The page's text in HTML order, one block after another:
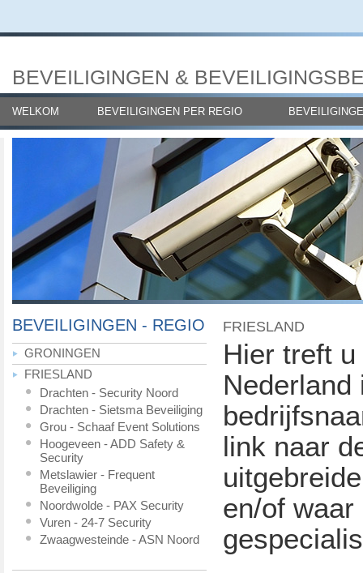
BEVEILIGINGEN &
WELKOM BEVEILIGINGEN PER REGIO
BEVEILIGINGEN - REGIO
GRONINGEN
FRIESLAND
Drachten - Security Noord
Drachten - Sietsma Beveiliging
Grou - Schaaf Event Solutions
Hoogeveen - ADD Safety &
Security
Metslawier - Frequent
Beveiliging
Noordwolde - PAX Security
Vuren - 24-7 Security
Zwaagwesteinde - ASN Noord
FRIESLAND
Hier treft
Nederland
link naar
en/of